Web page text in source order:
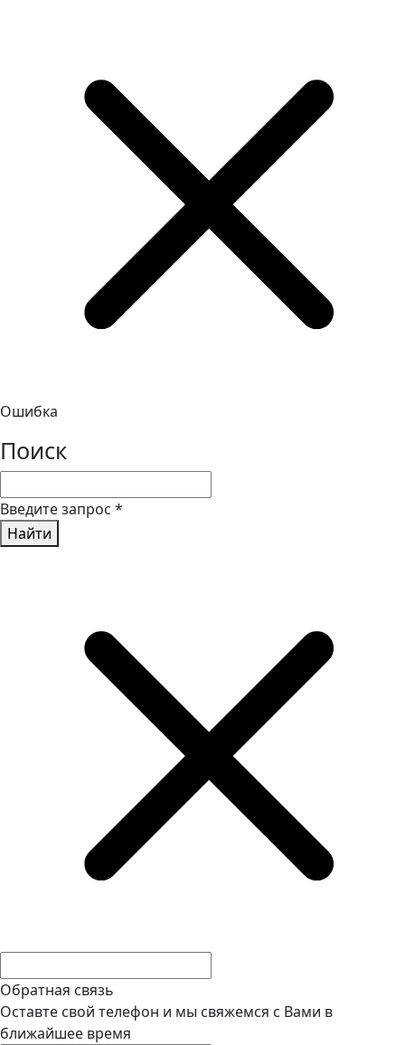
Ошибка
Поиск
Введите запрос *
Найти
Обратная связь
Оставте свой телефон и мы свяжемся с Вами в
ближайшее время